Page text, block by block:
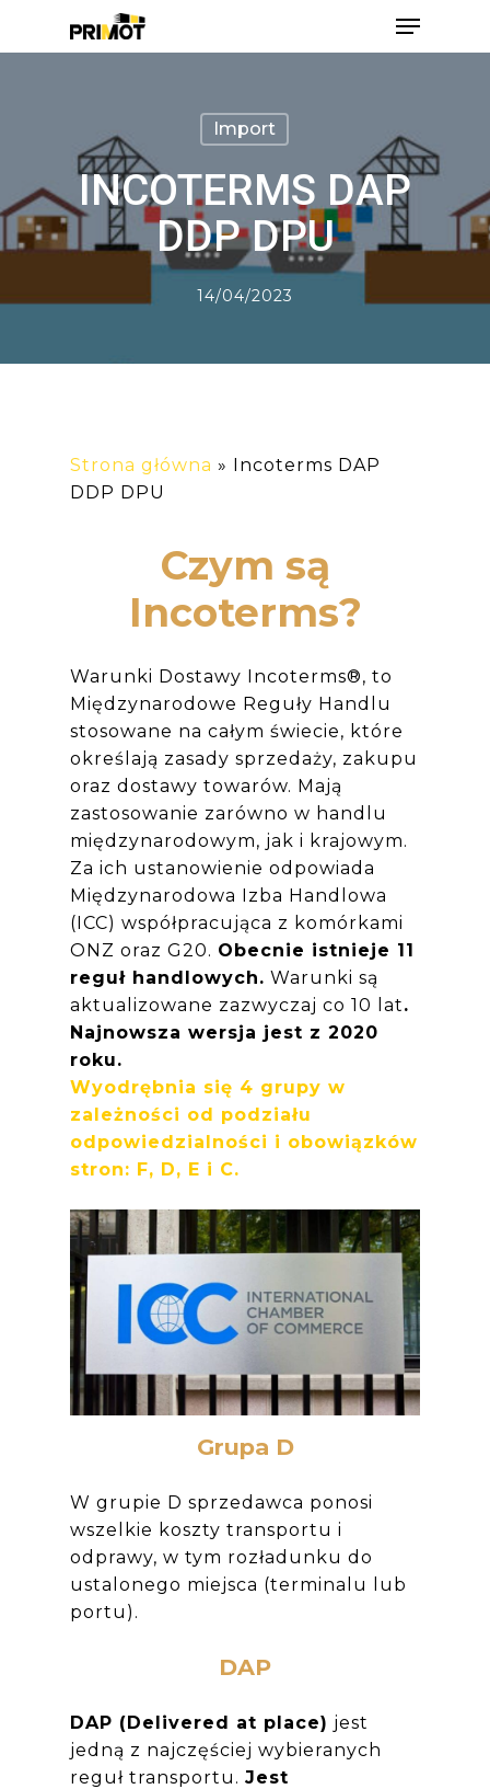
Menu
Import
INCOTERMS DAP
DDP DPU
14/04/2023
Strona główna » Incoterms DAP
DDP DPU
Czym są
Incoterms?
Warunki Dostawy Incoterms®, to
Międzynarodowe Reguły Handlu
stosowane na całym świecie, które
określają zasady sprzedaży, zakupu
oraz dostawy towarów. Mają
zastosowanie zarówno w handlu
międzynarodowym, jak i krajowym.
Za ich ustanowienie odpowiada
Międzynarodowa Izba Handlowa
(ICC) współpracująca z komórkami
ONZ oraz G20. Obecnie istnieje 11
reguł handlowych. Warunki są
aktualizowane zazwyczaj co 10 lat.
Najnowsza wersja jest z 2020
roku.
Wyodrębnia się 4 grupy w
zależności od podziału
odpowiedzialności i obowiązków
stron: F, D, E i C.
Grupa D
W grupie D sprzedawca ponosi
wszelkie koszty transportu i
odprawy, w tym rozładunku do
ustalonego miejsca (terminalu lub
portu).
DAP
DAP (Delivered at place) jest
jedną z najczęściej wybieranych
reguł transportu.Jest